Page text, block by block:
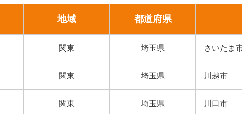
地域 都道府県
関東 埼玉県 さいたま
関東 埼玉県 川越市
関東 埼玉県 川口市